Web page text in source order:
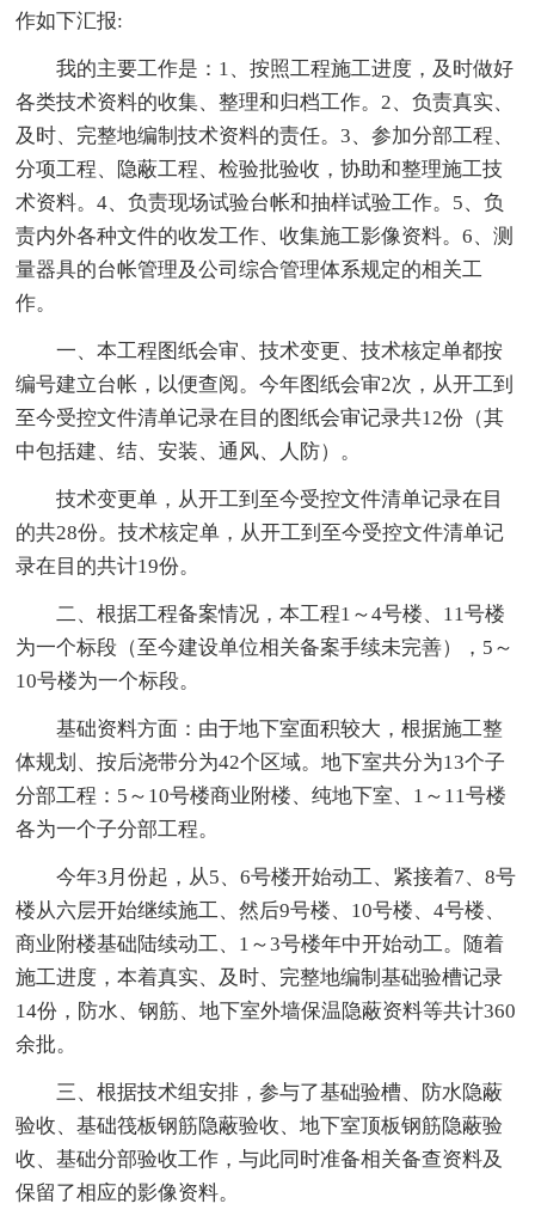
作如下汇报:
我的主要工作是：1、按照工程施工进度，及时做好
各类技术资料的收集、整理和归档工作。2、负责真实、
及时、完整地编制技术资料的责任。3、参加分部工程、
分项工程、隐蔽工程、检验批验收，协助和整理施工技
术资料。4、负责现场试验台帐和抽样试验工作。5、负
责内外各种文件的收发工作、收集施工影像资料。6、测
量器具的台帐管理及公司综合管理体系规定的相关工
作。
一、本工程图纸会审、技术变更、技术核定单都按
编号建立台帐，以便查阅。今年图纸会审2次，从开工到
至今受控文件清单记录在目的图纸会审记录共12份（其
中包括建、结、安装、通风、人防）。
技术变更单，从开工到至今受控文件清单记录在目
的共28份。技术核定单，从开工到至今受控文件清单记
录在目的共计19份。
二、根据工程备案情况，本工程1～4号楼、11号楼
为一个标段（至今建设单位相关备案手续未完善），5～
10号楼为一个标段。
基础资料方面：由于地下室面积较大，根据施工整
体规划、按后浇带分为42个区域。地下室共分为13个子
分部工程：5～10号楼商业附楼、纯地下室、1～11号楼
各为一个子分部工程。
今年3月份起，从5、6号楼开始动工、紧接着7、8号
楼从六层开始继续施工、然后9号楼、10号楼、4号楼、
商业附楼基础陆续动工、1～3号楼年中开始动工。随着
施工进度，本着真实、及时、完整地编制基础验槽记录
14份，防水、钢筋、地下室外墙保温隐蔽资料等共计360
余批。
三、根据技术组安排，参与了基础验槽、防水隐蔽
验收、基础筏板钢筋隐蔽验收、地下室顶板钢筋隐蔽验
收、基础分部验收工作，与此同时准备相关备查资料及
保留了相应的影像资料。